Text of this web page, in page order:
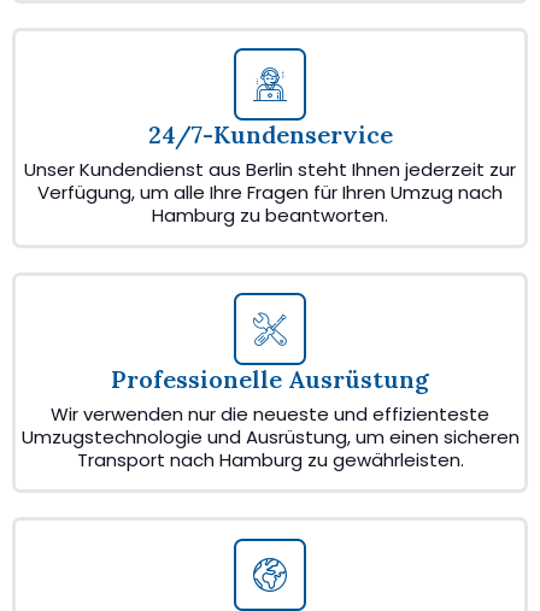
24/7-Kundenservice
Unser Kundendienst aus Berlin steht Ihnen jederzeit zur
Verfügung, um alle Ihre Fragen für Ihren Umzug nach
Hamburg zu beantworten.
Professionelle Ausrüstung
Wir verwenden nur die neueste und effizienteste
Umzugstechnologie und Ausrüstung, um einen sicheren
Transport nach Hamburg zu gewährleisten.